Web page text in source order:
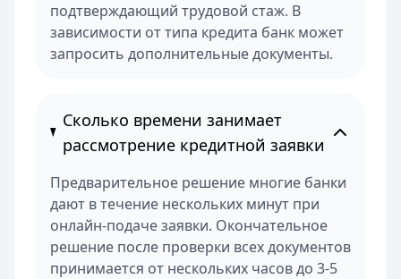
подтверждающий трудовой стаж. В
зависимости от типа кредита банк может
запросить дополнительные документы.
Сколько времени занимает
рассмотрение кредитной заявки
Предварительное решение многие банки
дают в течение нескольких минут при
онлайн-подаче заявки. Окончательное
решение после проверки всех документов
принимается от нескольких часов до 3-5